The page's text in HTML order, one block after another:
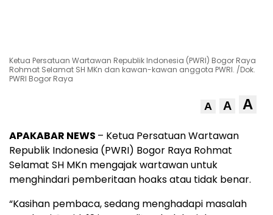
Ketua Persatuan Wartawan Republik Indonesia (PWRI) Bogor Raya
Rohmat Selamat SH MKn dan kawan-kawan anggota PWRI. /Dok.
PWRI Bogor Raya
A A A
APAKABAR NEWS – Ketua Persatuan Wartawan
Republik Indonesia (PWRI) Bogor Raya Rohmat
Selamat SH MKn mengajak wartawan untuk
menghindari pemberitaan hoaks atau tidak benar.
“Kasihan pembaca, sedang menghadapi masalah